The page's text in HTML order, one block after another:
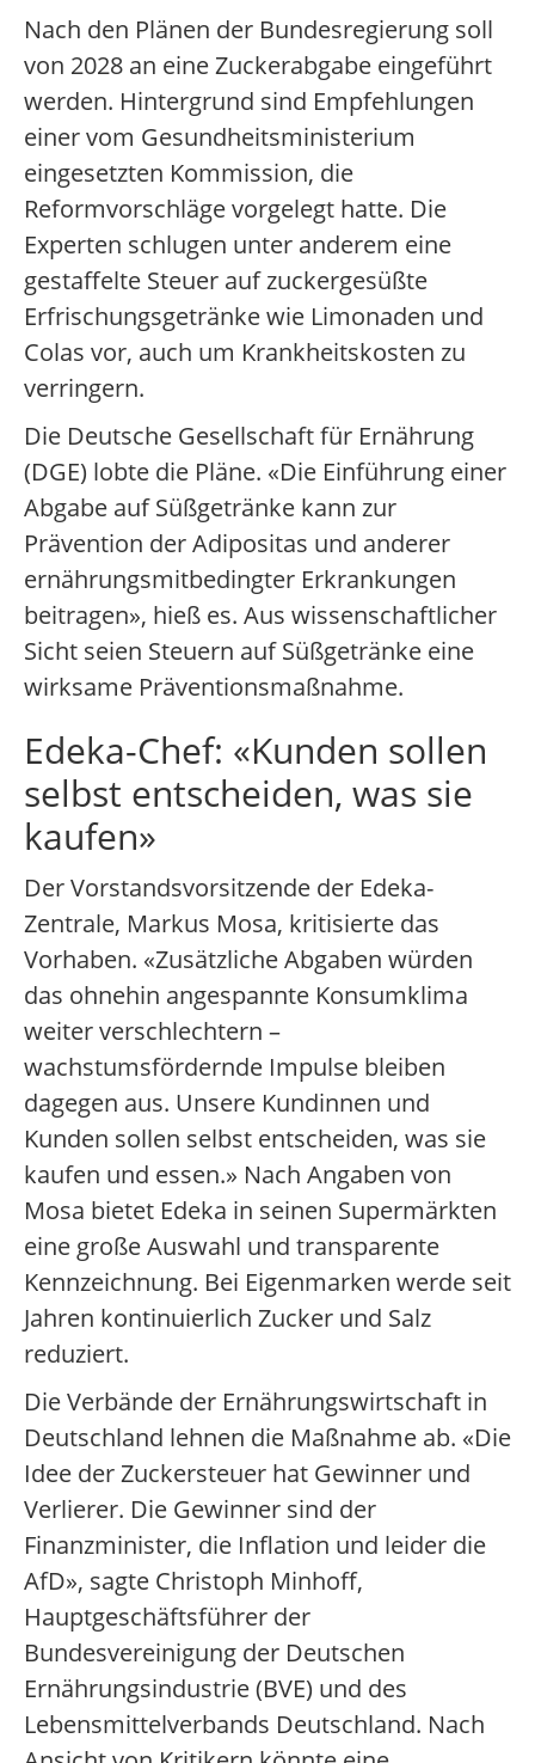
Nach den Plänen der Bundesregierung soll
von 2028 an eine Zuckerabgabe eingeführt
werden. Hintergrund sind Empfehlungen
einer vom Gesundheitsministerium
eingesetzten Kommission, die
Reformvorschläge vorgelegt hatte. Die
Experten schlugen unter anderem eine
gestaffelte Steuer auf zuckergesüßte
Erfrischungsgetränke wie Limonaden und
Colas vor, auch um Krankheitskosten zu
verringern.
Die Deutsche Gesellschaft für Ernährung
(DGE) lobte die Pläne. «Die Einführung einer
Abgabe auf Süßgetränke kann zur
Prävention der Adipositas und anderer
ernährungsmitbedingter Erkrankungen
beitragen», hieß es. Aus wissenschaftlicher
Sicht seien Steuern auf Süßgetränke eine
wirksame Präventionsmaßnahme.
Edeka-Chef: «Kunden sollen
selbst entscheiden, was sie
kaufen»
Der Vorstandsvorsitzende der Edeka-
Zentrale, Markus Mosa, kritisierte das
Vorhaben. «Zusätzliche Abgaben würden
das ohnehin angespannte Konsumklima
weiter verschlechtern –
wachstumsfördernde Impulse bleiben
dagegen aus. Unsere Kundinnen und
Kunden sollen selbst entscheiden, was sie
kaufen und essen.» Nach Angaben von
Mosa bietet Edeka in seinen Supermärkten
eine große Auswahl und transparente
Kennzeichnung. Bei Eigenmarken werde seit
Jahren kontinuierlich Zucker und Salz
reduziert.
Die Verbände der Ernährungswirtschaft in
Deutschland lehnen die Maßnahme ab. «Die
Idee der Zuckersteuer hat Gewinner und
Verlierer. Die Gewinner sind der
Finanzminister, die Inflation und leider die
AfD», sagte Christoph Minhoff,
Hauptgeschäftsführer der
Bundesvereinigung der Deutschen
Ernährungsindustrie (BVE) und des
Lebensmittelverbands Deutschland. Nach